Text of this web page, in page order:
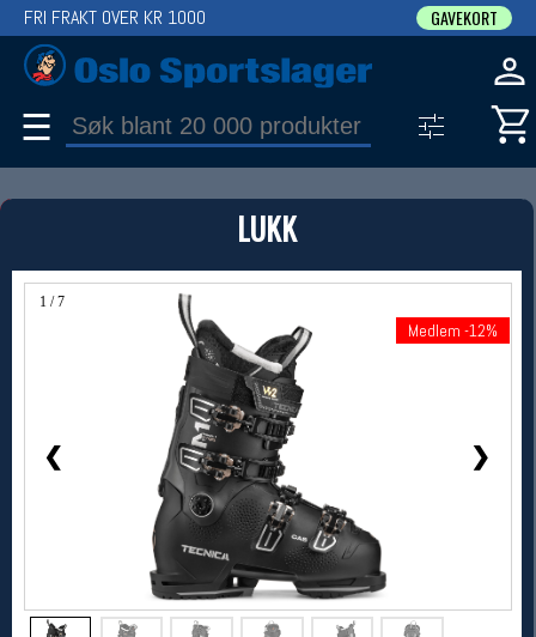
LUKK
1 / 7
❮ ❯
Medlem -12%
FRI FRAKT OVER KR 1000 GAVEKORT
☰
PRODUKT
Produkter (1)
Bruk filter til å spisse søket